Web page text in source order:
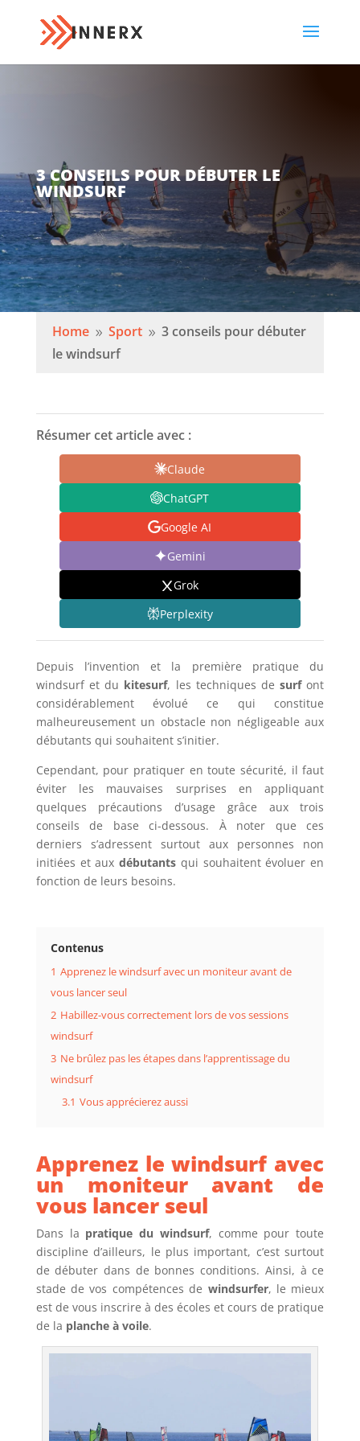
3 CONSEILS POUR DÉBUTER LE
WINDSURF
Home 9 Sport 9 3 conseils pour débuter
le windsurf
Résumer cet article avec :
Claude
ChatGPT
Google AI
Gemini
Grok
Perplexity
Depuis l’invention et la première pratique du
windsurf et du kitesurf, les techniques desurfont
considérablement évolué ce qui constitue
malheureusement un obstacle non négligeable aux
débutants qui souhaitent s’initier.
Cependant, pour pratiquer en toute sécurité, il faut
éviter les mauvaises surprises en appliquant
quelques précautions d’usage grâce aux trois
conseils de base ci-dessous. À noter que ces
derniers s’adressent surtout aux personnes non
initiées et auxdébutants qui souhaitent évoluer en
fonction de leurs besoins.
Contenus
1 Apprenez le windsurf avec un moniteur avant de
vous lancer seul
2 Habillez-vous correctement lors de vos sessions
windsurf
3 Ne brûlez pas les étapes dans l’apprentissage du
windsurf
3.1 Vous apprécierez aussi
Apprenez le windsurf avec
un moniteur avant de
vous lancer seul
Dans la pratique du windsurf, comme pour toute
discipline d’ailleurs, le plus important, c’est surtout
de débuter dans de bonnes conditions. Ainsi, à ce
stade de vos compétences de windsurfer, le mieux
est de vous inscrire à des écoles et cours de pratique
de la planche à voile.